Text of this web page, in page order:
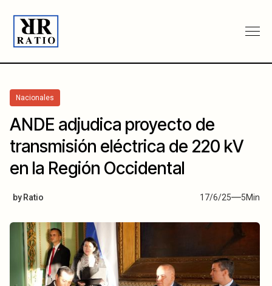
Nacionales
ANDE adjudica proyecto de
transmisión eléctrica de 220 kV
en la Región Occidental
by Ratio 17/6/25 5Min